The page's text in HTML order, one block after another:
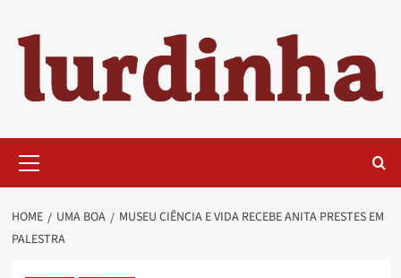
content
Menu
HOME UMA BOA
MUSEU CIÊNCIA E VIDA RECEBE ANITA PRESTES EM
PALESTRA